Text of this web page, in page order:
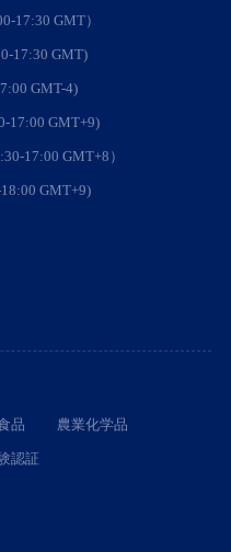
17:30 GMT）
17:30 GMT)
GMT-4)
17:00 GMT+9)
17:00 GMT+8）
GMT+9)
品 農業化学品
認証